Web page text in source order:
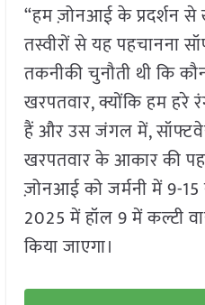
“हम ज़ोनआई के प्रदर्शन से
तस्वीरों से यह पहचानना
तकनीकी चुनौती थी कि
खरपतवार, क्योंकि हम हरे
हैं और उस जंगल में,
खरपतवार के आकार की
ज़ोनआई को जर्मनी में 9-15
2025 में हॉल 9 में कल्टी
किया जाएगा।